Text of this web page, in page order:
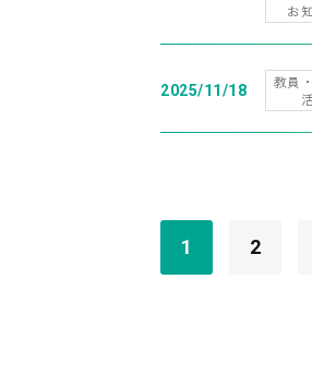
お
2025/11/18
教員
1 2